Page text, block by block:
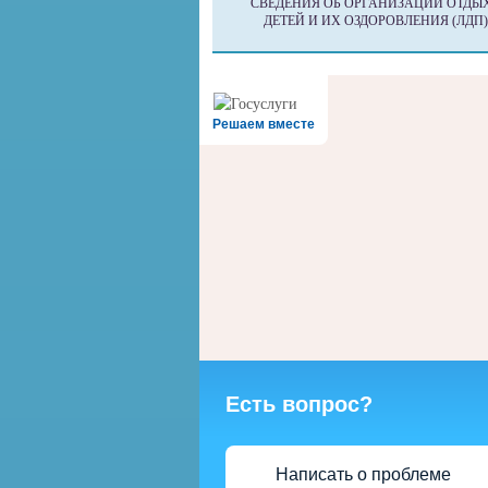
СВЕДЕНИЯ ОБ ОРГАНИЗАЦИИ
ДЕТЕЙ И ИХ ОЗДОРОВЛЕНИЯ (ЛДП)
Решаем вместе
Есть вопрос?
Написать о проблеме